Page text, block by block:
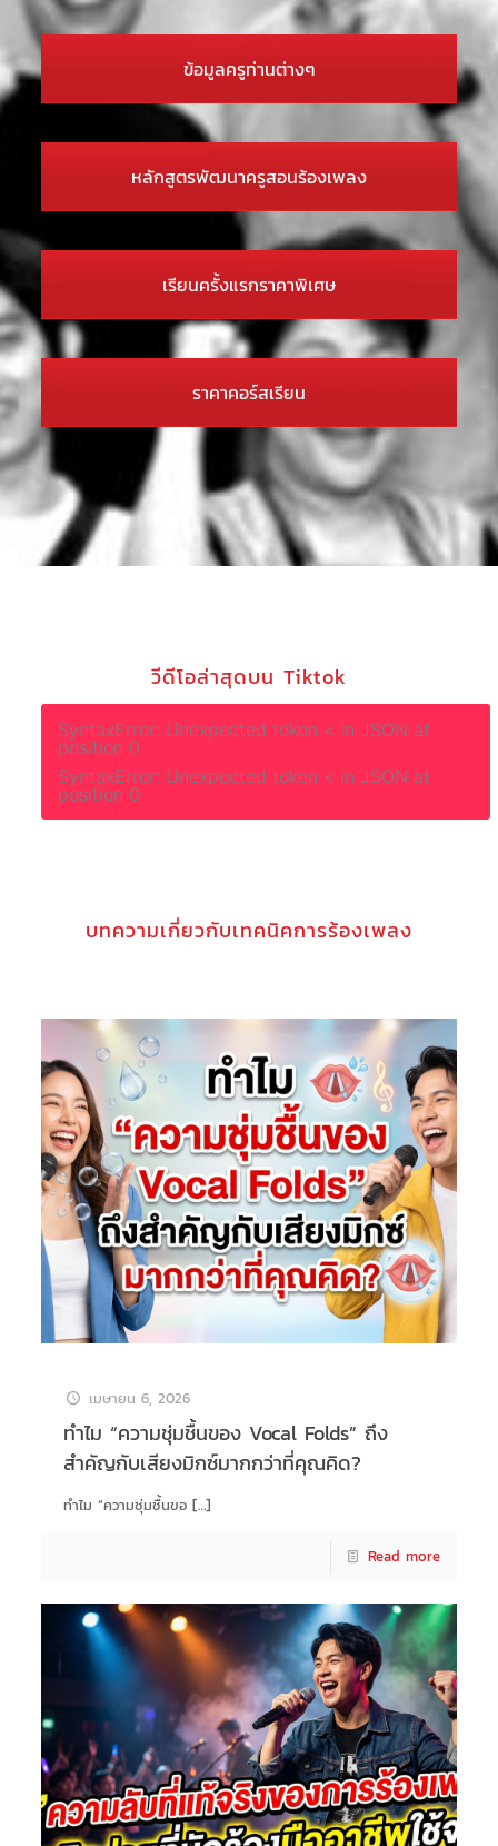
ข้อมูลครูท่านต่างๆ
หลักสูตรพัฒนาครูสอนร้องเพลง
เรียนครั้งแรกราคาพิเศษ
ราคาคอร์สเรียน
วีดีโอล่าสุดบน Tiktok
SyntaxError: Unexpected token < in JSON at
position 0
SyntaxError: Unexpected token < in JSON at
position 0
บทความเกี่ยวกับเทคนิคการร้องเพลง
เมษายน 6, 2026
ทำไม “ความชุ่มชื้นของ Vocal Folds” ถึง
สำคัญกับเสียงมิกซ์มากกว่าที่คุณคิด?
ทำไม “ความชุ่มชื้นขอ[…]
Read more